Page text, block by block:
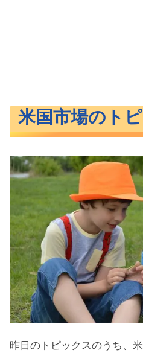
米国市場のト
昨日のトピックスのうち、